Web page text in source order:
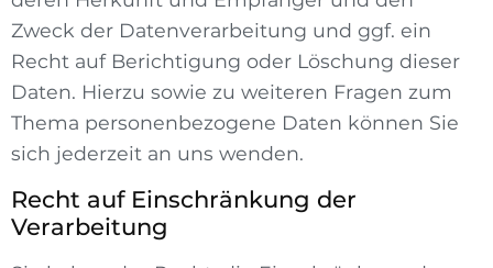
Zweck der Datenverarbeitung und ggf. ein
Recht auf Berichtigung oder Löschung dieser
Daten. Hierzu sowie zu weiteren Fragen zum
Thema personenbezogene Daten können Sie
sich jederzeit an uns wenden.
Recht auf Einschränkung der
Verarbeitung